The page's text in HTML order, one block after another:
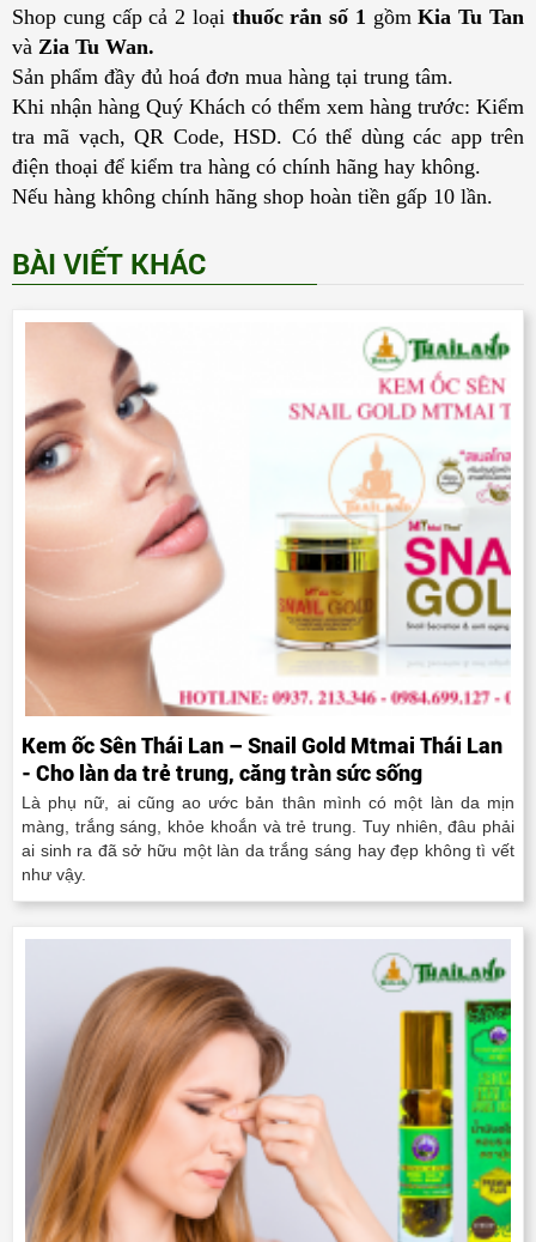
Shop cung cấp cả 2 loại thuốc rắn số 1 gồm Kia Tu Tan
và Zia Tu Wan.
Sản phẩm đầy đủ hoá đơn mua hàng tại trung tâm.
Khi nhận hàng Quý Khách có thểm xem hàng trước: Kiểm
tra mã vạch, QR Code, HSD. Có thể dùng các app trên
điện thoại để kiểm tra hàng có chính hãng hay không.
Nếu hàng không chính hãng shop hoàn tiền gấp 10 lần.
BÀI VIẾT KHÁC
Kem ốc Sên Thái Lan – Snail Gold Mtmai Thái Lan
- Cho làn da trẻ trung, căng tràn sức sống
Là phụ nữ, ai cũng ao ước bản thân mình có một làn da mịn
màng, trắng sáng, khỏe khoắn và trẻ trung. Tuy nhiên, đâu phải
ai sinh ra đã sở hữu một làn da trắng sáng hay đẹp không tì vết
như vậy.